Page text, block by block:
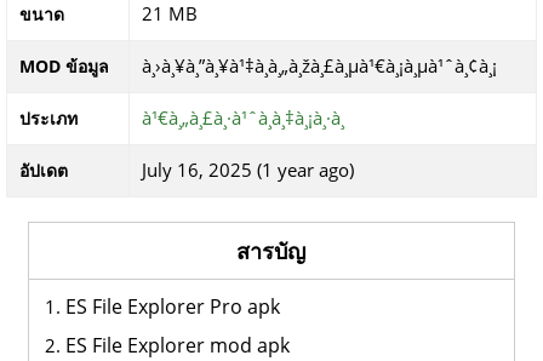
ขนาด 21 MB
MOD ข้อมูล à¸›à¸¥à¸”à¸¥à¹‡à¸­à¸„à¸žà¸£à¸µà¹€à¸¡à¸µà¹ˆà¸¢à¸¡
ประเภท à¹€à¸„à¸£à¸·à¹ˆà¸­à¸‡à¸¡à¸·à¸­
อัปเดต July 16, 2025 (1 year ago)
สารบัญ
ES File Explorer Pro apk
ES File Explorer mod apk